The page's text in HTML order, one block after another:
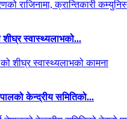
शीघ्र स्वास्थ्यलाभको...
केन्द्रीय समितिको...